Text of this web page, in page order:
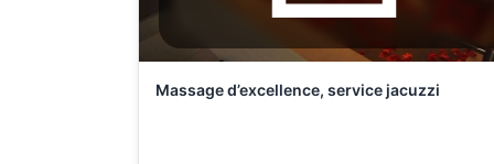
Massage d’excellence, service jacuzzi